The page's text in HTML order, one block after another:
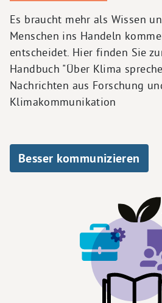
Es braucht mehr als Wissen
Menschen ins Handeln
entscheidet. Hier finden Sie
Handbuch "Über Klima
Nachrichten aus Forschung
Klimakommunikation
Besser kommunizieren